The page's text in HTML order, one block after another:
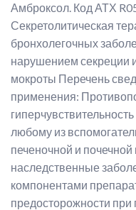
Амброксол. Код АТХ
Секретолитическая
бронхолегочных
нарушением секреции
мокроты Перечень
применения:
любому из
печеночной и
наследственные
компонентами
предосторожности